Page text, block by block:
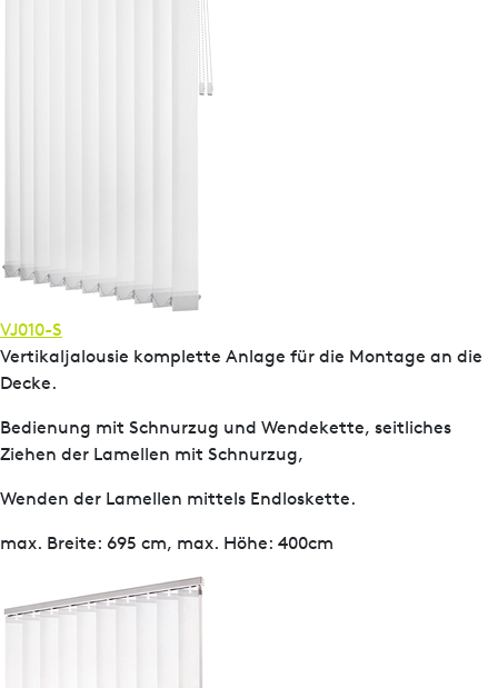
VJ010-S
Vertikaljalousie komplette Anlage für die Montage an die
Decke.
Bedienung mit Schnurzug und Wendekette, seitliches
Ziehen der Lamellen mit Schnurzug,
Wenden der Lamellen mittels Endloskette.
max. Breite: 695 cm, max. Höhe: 400cm